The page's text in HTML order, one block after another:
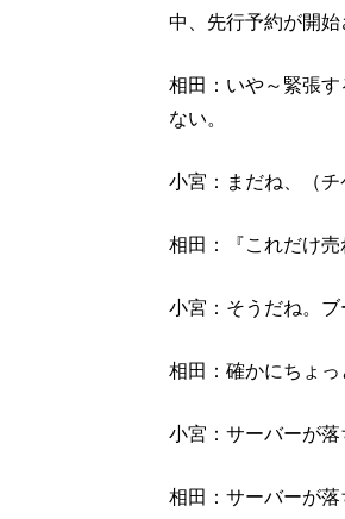
中、先行予約が開始
相田：いや～緊張
ない。
小宮：まだね、（チ
相田：『これだけ
小宮：そうだね。ブ
相田：確かにちょっ
小宮：サーバーが落
相田：サーバーが